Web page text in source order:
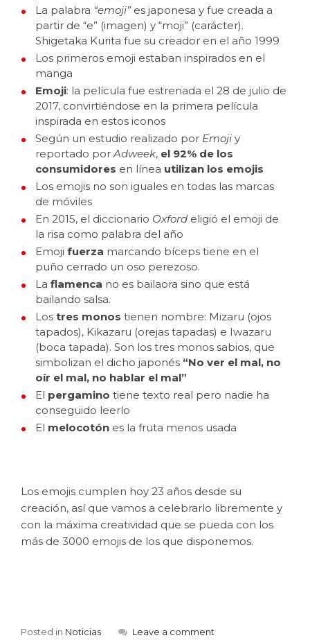
La palabra “emoji” es japonesa y fue creada a
partir de “e” (imagen) y “moji” (carácter).
Shigetaka Kurita fue su creador en el año 1999
Los primeros emoji estaban inspirados en el
manga
Emoji: la película fue estrenada el 28 de julio de
2017, convirtiéndose en la primera película
inspirada en estos iconos
Según un estudio realizado por Emoji y
reportado porAdweek, el 92% de los
consumidores en línea utilizan los emojis
Los emojis no son iguales en todas las marcas
de móviles
En 2015, el diccionario Oxford eligió el emoji de
la risa como palabra del año
Emoji fuerza marcando bíceps tiene en el
puño cerrado un oso perezoso.
La flamenca no es bailaora sino que está
bailando salsa.
Los tres monos tienen nombre: Mizaru (ojos
tapados), Kikazaru (orejas tapadas) e Iwazaru
(boca tapada). Son los tres monos sabios, que
simbolizan el dicho japonés “No ver el mal, no
oír el mal, no hablar el mal”
El pergamino tiene texto real pero nadie ha
conseguido leerlo
El melocotón es la fruta menos usada
Los emojis cumplen hoy 23 años desde su
creación, así que vamos a celebrarlo libremente y
con la máxima creatividad que se pueda con los
más de 3000 emojis de los que disponemos.
Posted in Noticias Leave a comment